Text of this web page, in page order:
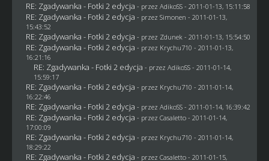
RE: Zgadywanka - Fotki 2 edycja - przez AdikoSS - 2011-01-13, 15:11:58
RE: Zgadywanka - Fotki 2 edycja - przez Simonen - 2011-01-13,
15:43:52
RE: Zgadywanka - Fotki 2 edycja - przez Zdunek - 2011-01-13, 15:54:50
RE: Zgadywanka - Fotki 2 edycja - przez Krychu710 - 2011-01-13,
16:21:16
RE: Zgadywanka - Fotki 2 edycja - przez AdikoSS - 2011-01-14,
15:59:17
RE: Zgadywanka - Fotki 2 edycja - przez Krychu710 - 2011-01-14,
16:22:46
RE: Zgadywanka - Fotki 2 edycja - przez AdikoSS - 2011-01-14, 16:39:42
RE: Zgadywanka - Fotki 2 edycja - przez Casaletto- 2011-01-14,
17:00:09
RE: Zgadywanka - Fotki 2 edycja - przez Krychu710 - 2011-01-14,
18:29:22
RE: Zgadywanka - Fotki 2 edycja - przez Casaletto- 2011-01-15,